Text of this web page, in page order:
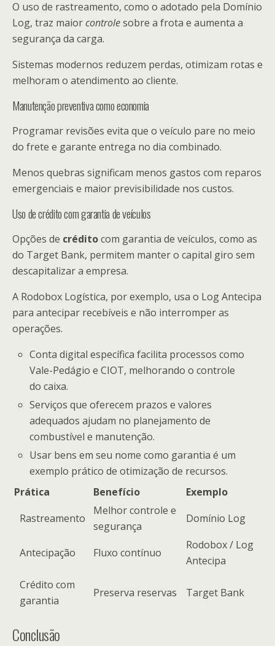
O uso de rastreamento, como o adotado pela Domínio
Log, traz maiorcontrolesobre a frota e aumenta a
segurança da carga.
Sistemas modernos reduzem perdas, otimizam rotas e
melhoram o atendimento ao cliente.
Manutenção preventiva como economia
Programar revisões evita que o veículo pare no meio
do frete e garante entrega no dia combinado.
Menos quebras significam menos gastos com reparos
emergenciais e maior previsibilidade nos custos.
Uso de crédito com garantia de veículos
Opções de créditocom garantia de veículos, como as
do Target Bank, permitem manter o capital giro sem
descapitalizar a empresa.
A Rodobox Logística, por exemplo, usa o Log Antecipa
para antecipar recebíveis e não interromper as
operações.
Conta digital específica facilita processos como
Vale-Pedágio e CIOT, melhorando o controle
do caixa.
Serviços que oferecem prazos e valores
adequados ajudam no planejamento de
combustível e manutenção.
Usar bens em seu nome como garantia é um
exemplo prático de otimização de recursos.
Prática
Benefício
Exemplo
Rastreamento
Melhor controle e
segurança
Domínio Log
Antecipação Fluxo contínuo
Rodobox / Log
Antecipa
Crédito com
garantia
Preserva reservas Target Bank
Conclusão